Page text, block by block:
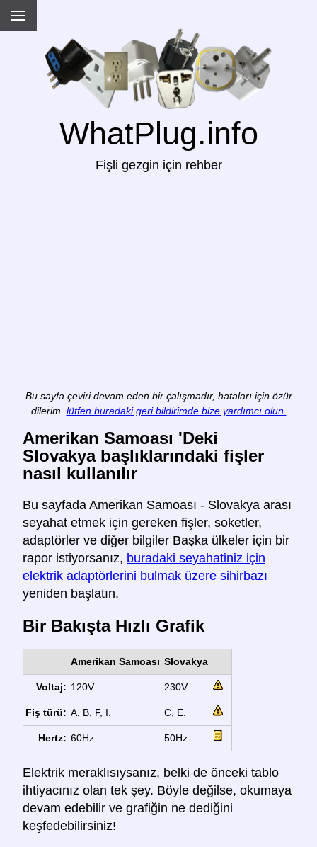
WhatPlug.info
Fişli gezgin için rehber
Bu sayfa çeviri devam eden bir çalışmadır, hataları için özür
dilerim. lütfen buradaki geri bildirimde bize yardımcı olun.
Amerikan Samoası 'Deki
Slovakya başlıklarındaki fişler
nasıl kullanılır
Bu sayfada Amerikan Samoası - Slovakya arası
seyahat etmek için gereken fişler, soketler,
adaptörler ve diğer bilgiler Başka ülkeler için bir
rapor istiyorsanız, buradaki seyahatiniz için
elektrik adaptörlerini bulmak üzere sihirbazı
yeniden başlatın.
Bir Bakışta Hızlı Grafik
Amerikan Samoası Slovakya
Voltaj: 120V. 230V.
Fiş türü: A, B, F, I. C, E.
Hertz: 60Hz. 50Hz.
Elektrik meraklısıysanız, belki de önceki tablo
ihtiyacınız olan tek şey. Böyle değilse, okumaya
devam edebilir ve grafiğin ne dediğini
keşfedebilirsiniz!